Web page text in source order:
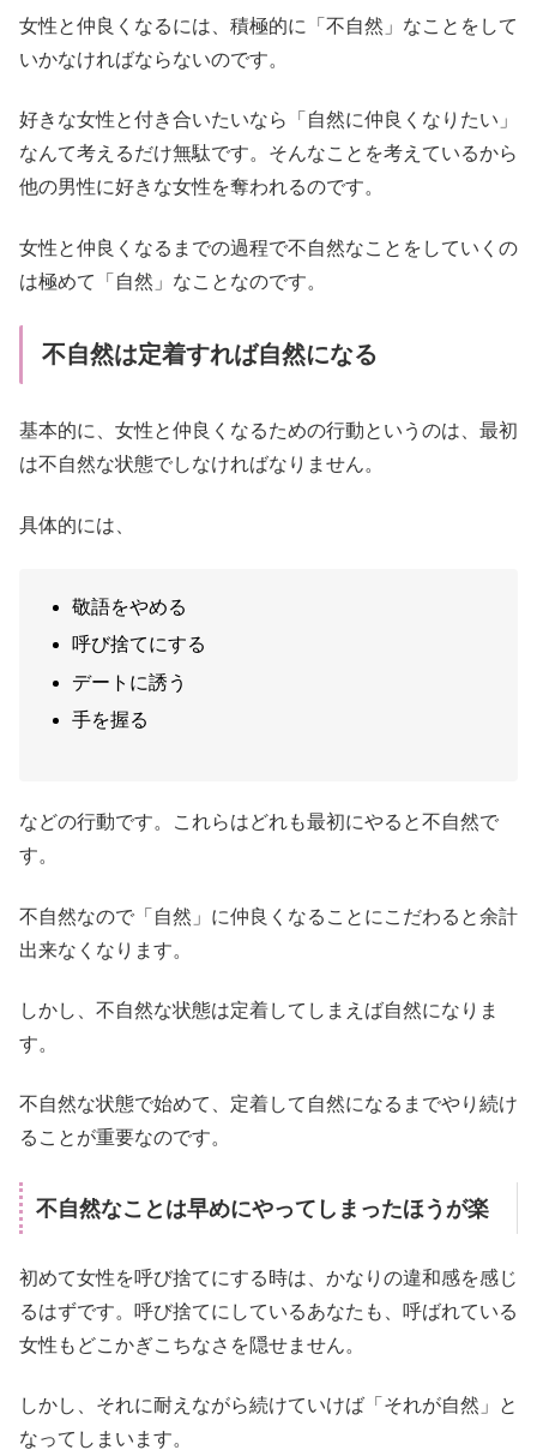
女性と仲良くなるには、積極的に「不自然」なことをして
いかなければならないのです。
好きな女性と付き合いたいなら「自然に仲良くなりたい」
なんて考えるだけ無駄です。そんなことを考えているから
他の男性に好きな女性を奪われるのです。
女性と仲良くなるまでの過程で不自然なことをしていくの
は極めて「自然」なことなのです。
不自然は定着すれば自然になる
基本的に、女性と仲良くなるための行動というのは、最初
は不自然な状態でしなければなりません。
具体的には、
敬語をやめる
呼び捨てにする
デートに誘う
手を握る
などの行動です。これらはどれも最初にやると不自然で
す。
不自然なので「自然」に仲良くなることにこだわると余計
出来なくなります。
しかし、不自然な状態は定着してしまえば自然になりま
す。
不自然な状態で始めて、定着して自然になるまでやり続け
ることが重要なのです。
不自然なことは早めにやってしまったほうが楽
初めて女性を呼び捨てにする時は、かなりの違和感を感じ
るはずです。呼び捨てにしているあなたも、呼ばれている
女性もどこかぎこちなさを隠せません。
しかし、それに耐えながら続けていけば「それが自然」と
なってしまいます。